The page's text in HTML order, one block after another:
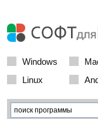
Windows
Linux